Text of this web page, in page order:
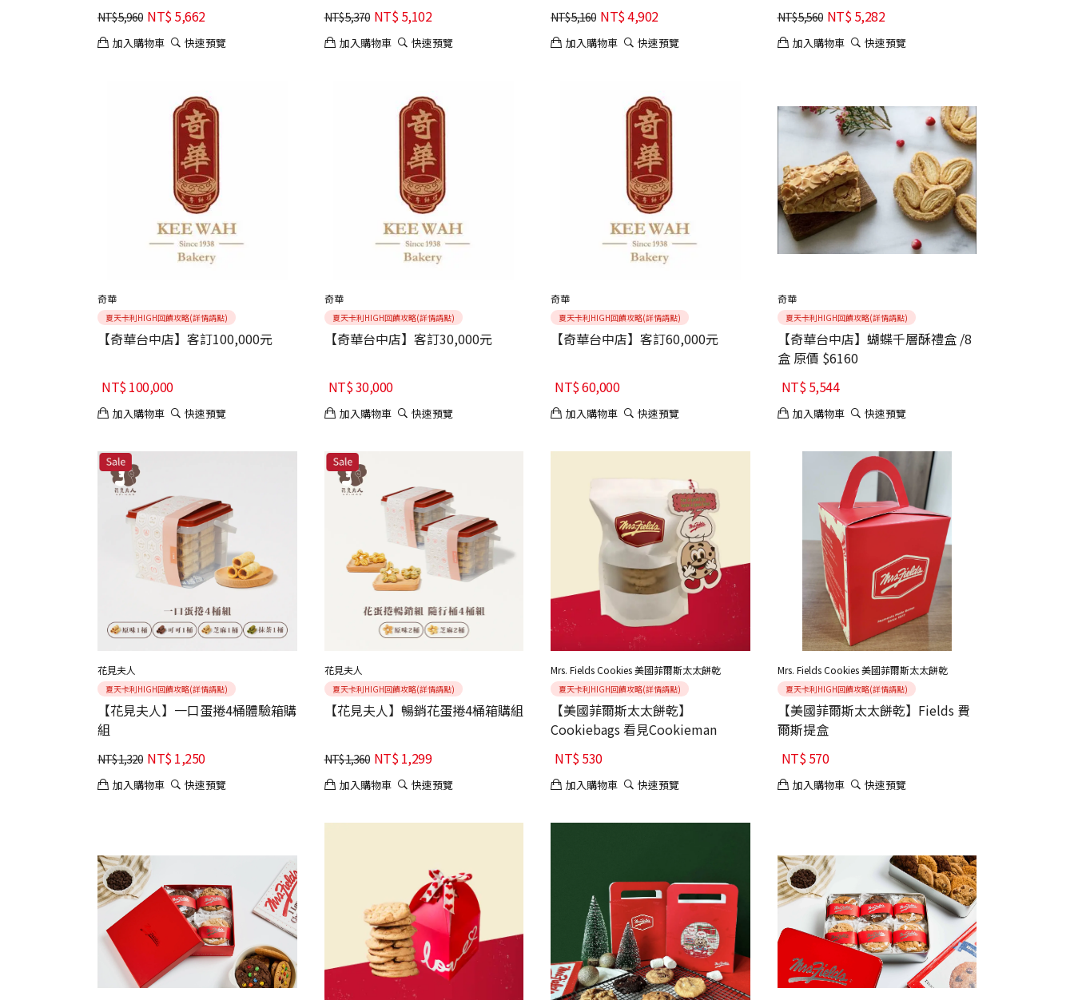
NT$5,960 NT$5,662
加入購物車 快速預覽
NT$5,370 NT$5,102
加入購物車 快速預覽
NT$5,160 NT$4,902
加入購物車 快速預覽
NT$5,560 NT$5,282
加入購物車 快速預覽
奇華
夏天卡利HIGH回饋攻略(詳情請點)
【奇華台中店】客訂100,000元
NT$100,000
加入購物車 快速預覽
奇華
夏天卡利HIGH回饋攻略(詳情請點)
【奇華台中店】客訂30,000元
NT$30,000
加入購物車 快速預覽
奇華
夏天卡利HIGH回饋攻略(詳情請點)
【奇華台中店】客訂60,000元
NT$60,000
加入購物車 快速預覽
奇華
夏天卡利HIGH回饋攻略(詳情請點)
【奇華台中店】蝴蝶千層酥禮盒 /8
盒 原價 $6160
NT$5,544
加入購物車 快速預覽
花見夫人
夏天卡利HIGH回饋攻略(詳情請點)
【花見夫人】一口蛋捲4桶體驗箱購
組
NT$1,320 NT$1,250
加入購物車 快速預覽
花見夫人
夏天卡利HIGH回饋攻略(詳情請點)
【花見夫人】暢銷花蛋捲4桶箱購組
NT$1,360 NT$1,299
加入購物車 快速預覽
Mrs. Fields Cookies 美國菲爾斯太太餅乾
夏天卡利HIGH回饋攻略(詳情請點)
【美國菲爾斯太太餅乾】
Cookiebags 看見Cookieman
NT$530
加入購物車 快速預覽
Mrs. Fields Cookies 美國菲爾斯太太餅乾
夏天卡利HIGH回饋攻略(詳情請點)
【美國菲爾斯太太餅乾】Fields 費
爾斯提盒
NT$570
加入購物車 快速預覽